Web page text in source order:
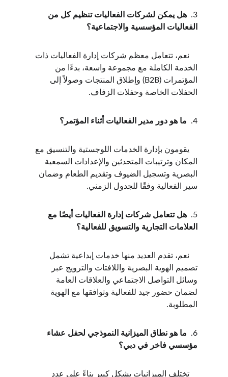
3.
هل يمكن لشركات الفعاليات تنظيم كل من
الفعاليات المؤسسية والاجتماعية؟
    نعم، تتعامل معظم شركات إدارة الفعاليات ذات
الخدمة الكاملة مع مجموعة واسعة، بدءًا من
المؤتمرات (B2B) وإطلاق المنتجات وصولاً إلى
الحفلات الخاصة وحفلات الزفاف.
4. ما هو دور مدير الفعاليات أثناء المؤتمر؟
    يقومون بإدارة الخدمات اللوجستية والتنسيق مع
المكان وترتيبات المتحدثين والإعدادات السمعية
البصرية وتسجيل الضيوف وتقديم الطعام وضمان
سير الفعالية وفقًا للجدول الزمني.
5.
هل تتعامل شركات إدارة الفعاليات أيضًا مع
العلامات التجارية والتسويق للفعالية؟
    نعم، تقدم العديد منها خدمات إبداعية تشمل
تصميم الهوية البصرية واللافتات والترويج عبر
وسائل التواصل الاجتماعي والعلاقات العامة
لضمان حضور جيد للفعالية وتوافقها مع الهوية
المطلوبة.
6.
ما هو نطاق الميزانية النموذجي لحفل عشاء
مؤسسي فاخر في دبي؟
    تختلف الميزانيات بشكل كبير بناءً على عدد